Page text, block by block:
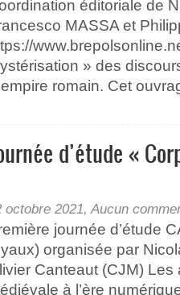
éditoriale de
MASSA et
» des
romain. Cet
d’étude «
octobre 2021,Aucun
journée d’étude
organisée par
Canteaut (CJM)
à l’ère